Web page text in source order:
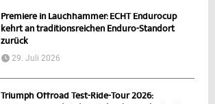
Premiere in Lauchhammer: ECHT Endurocup
kehrt an traditionsreichen Enduro-Standort
zurück
29. Juli 2026
Triumph Offroad Test-Ride-Tour 2026: